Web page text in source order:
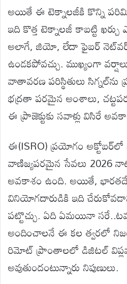
అయితే ఈ టెక్నాలజీకి కొన్ని
ఇది కొత్త టెక్నాలజీ కాబట్టి ఖర్చు
అలాగే, జియో, లేదా ఫైబర్
ఉండకపోవచ్చు. ముఖ్యంగా
వాతావరణ పరిస్థితులు
భద్రతా పరమైన అంశాలు,
ఈ ప్రాజెక్టుకు సవాళ్లు విసిరే
ఈ(ISRO) ప్రయోగం అక్టోబర్‌లో
వాణిజ్యపరమైన సేవలు 2026
అవకాశం ఉంది. అయితే,
వినియోగదారుడికి ఇది
పట్టొచ్చు. ఏది ఏమయినా
అందించాలనే ఈ కల త్వరలో
రిమోట్ ప్రాంతాలలో డిజిటల్
అవుతుందంటున్నారు నిపుణులు.